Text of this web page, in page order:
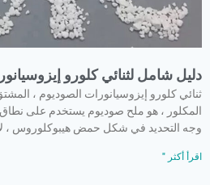
دليل شامل لثنائي كلورو
ثنائي كلورو إيزوسيانورات الصوديوم ،
المكلور ، هو ملح صوديوم يستخدم على
وجه التحديد في شكل حمض هيبوكلوروس ،
اقرأ أكثر "